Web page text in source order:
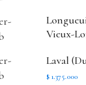
Vieux-
Laval
$ 1.375.000